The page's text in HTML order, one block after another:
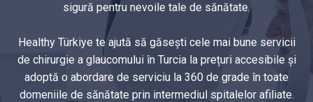
sigură pentru nevoile tale de sănătate.
Healthy Türkiye te ajută să găsești cele mai bune servicii
de chirurgie a glaucomului în Turcia la prețuri accesibile și
adoptă o abordare de serviciu la 360 de grade în toate
domeniile de sănătate prin intermediul spitalelor afiliate.